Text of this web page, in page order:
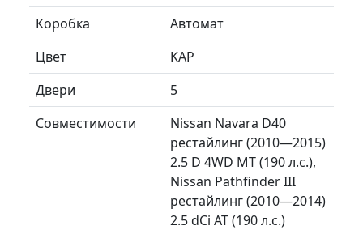
Коробка
Автомат
Цвет
KAP
Двери
5
Совместимости
Nissan Navara D40
рестайлинг (2010—2015)
2.5 D 4WD MT (190 л.с.),
Nissan Pathfinder III
рестайлинг (2010—2014)
2.5 dCi AT (190 л.с.)